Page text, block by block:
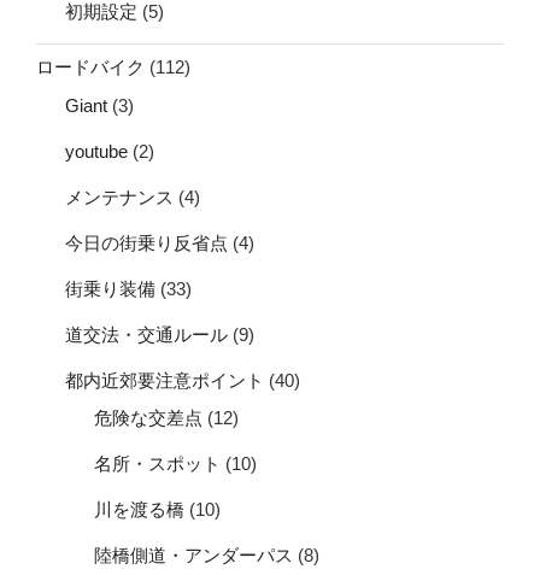
初期設定 (5)
ロードバイク (112)
Giant (3)
youtube (2)
メンテナンス (4)
今日の街乗り反省点 (4)
街乗り装備 (33)
道交法・交通ルール (9)
都内近郊要注意ポイント (40)
危険な交差点 (12)
名所・スポット (10)
川を渡る橋 (10)
陸橋側道・アンダーパス (8)